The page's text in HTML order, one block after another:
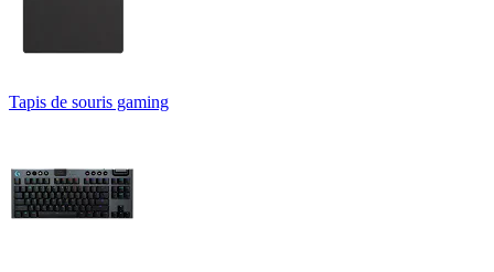
Tapis de souris gaming